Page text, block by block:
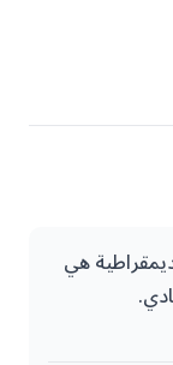
هي